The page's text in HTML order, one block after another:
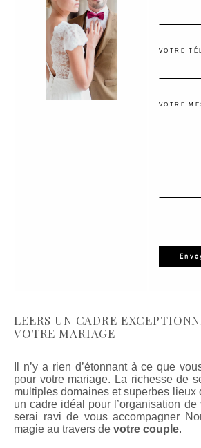
VOTRE
VOTRE
LEERS UN CADRE
VOTRE MARIAGE
Il n’y a rien d’étonnant à ce que
pour votre mariage. La richesse de
multiples domaines et superbes lieux
un cadre idéal pour l’organisation
serai ravi de vous accompagner
magie au travers de votre couple.